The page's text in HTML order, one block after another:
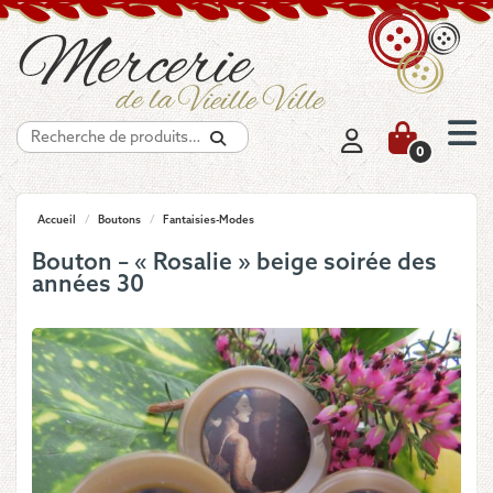
Recherche
0
Accueil / Boutons / Fantaisies-Modes
Bouton – « Rosalie » beige soirée des
années 30